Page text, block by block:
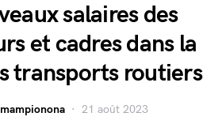
salaires des
et cadres dans la
transports routiers
21 août 2023